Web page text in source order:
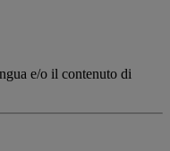
e/o il contenuto di